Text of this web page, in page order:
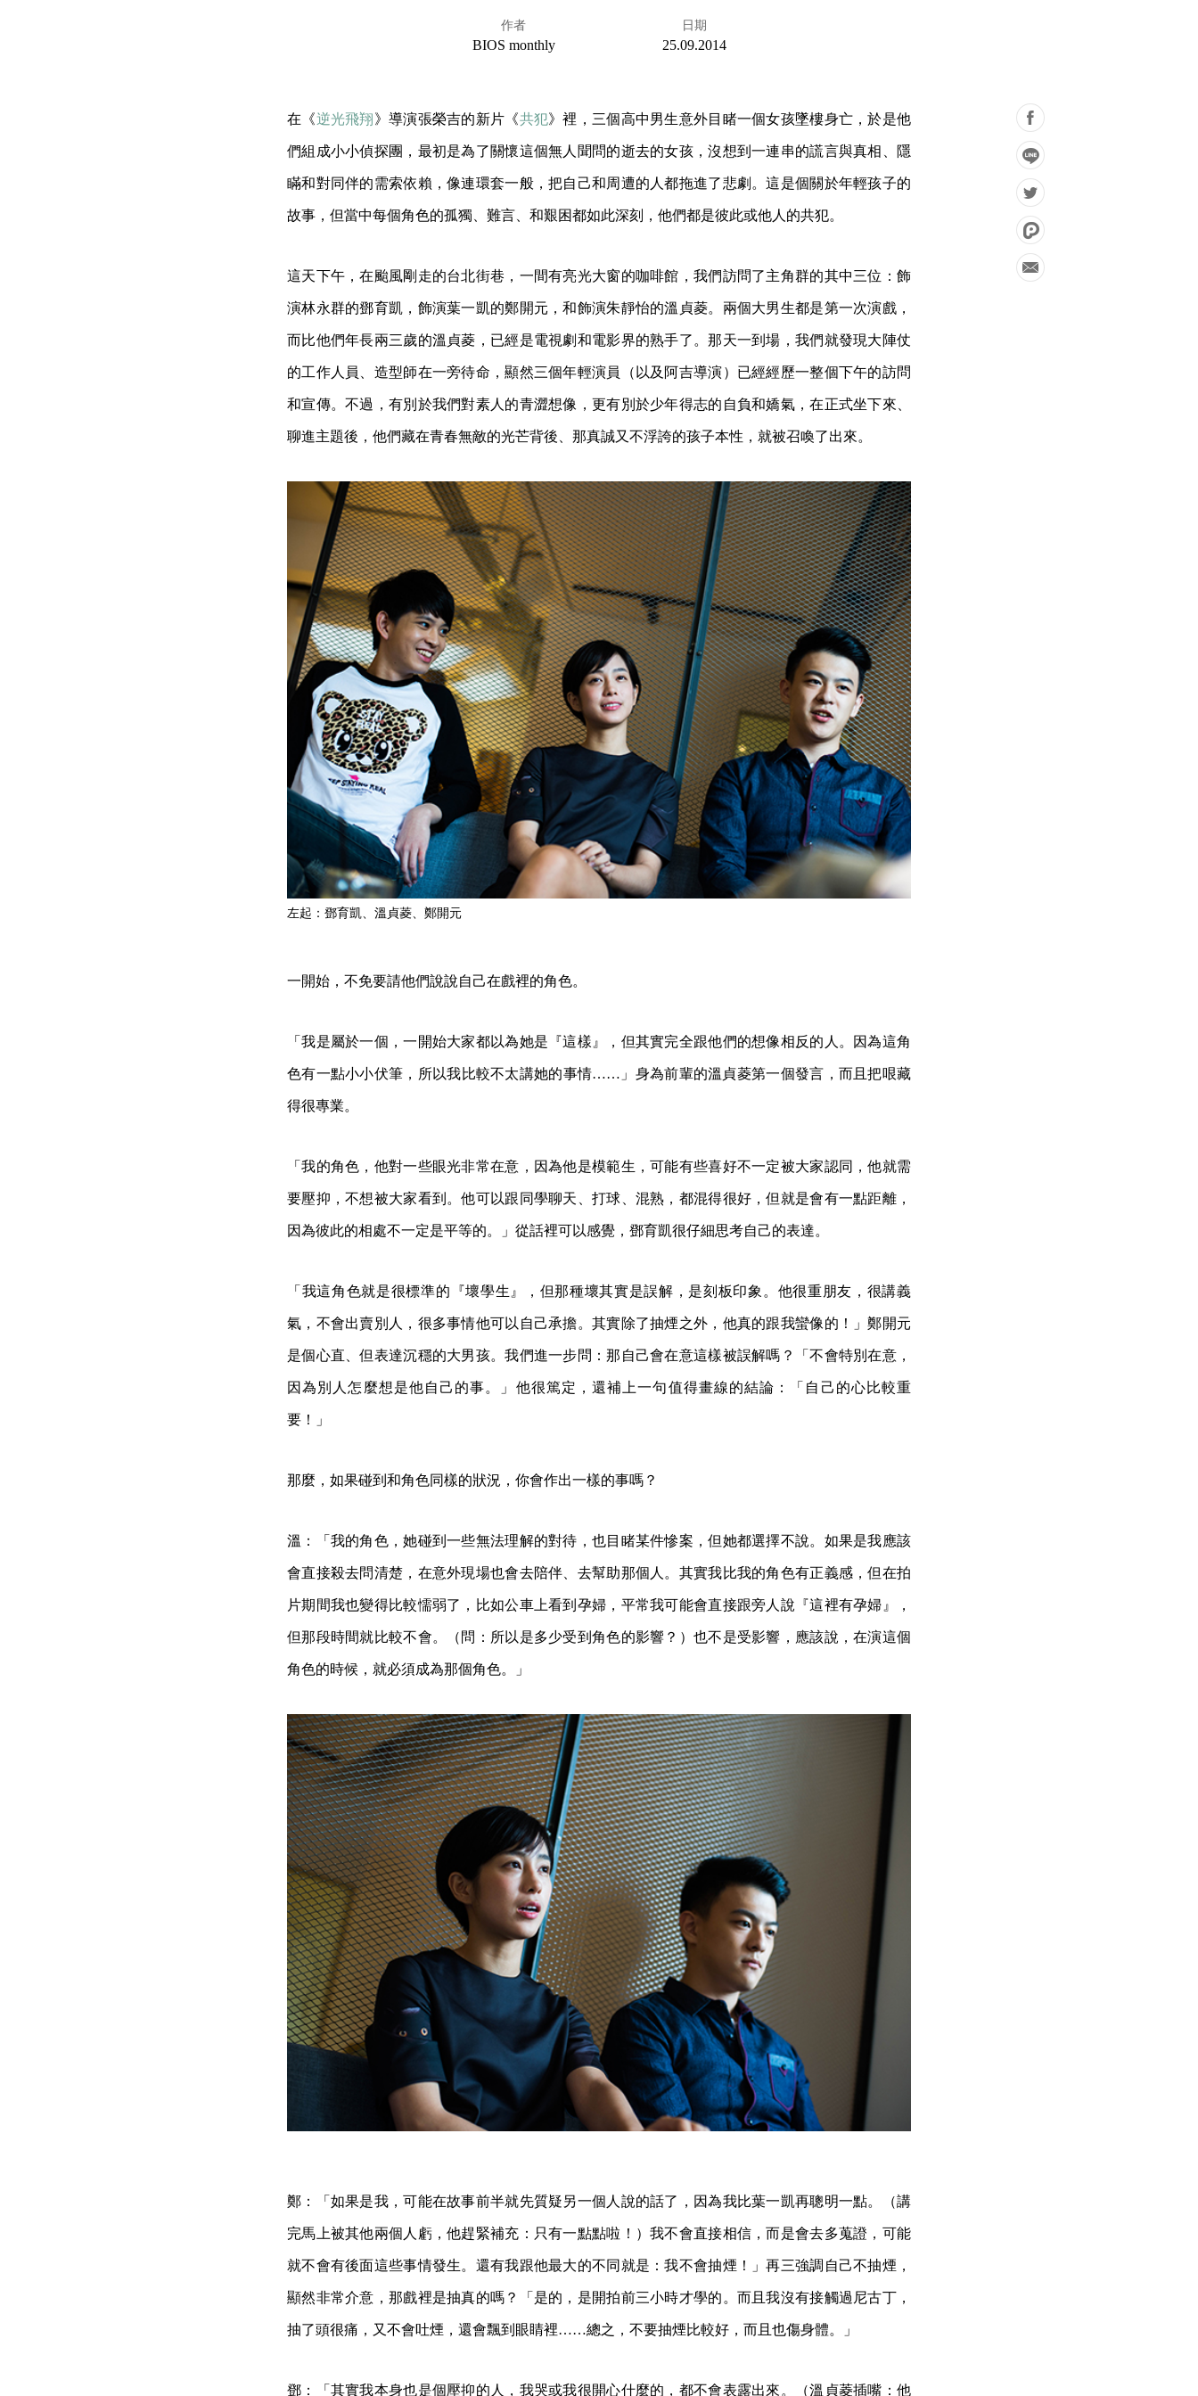
作者
BIOS monthly
日期
25.09.2014
在《逆光飛翔》導演張榮吉的新片《共犯》裡，三個高中男生意外目睹一個女孩墜樓身亡，於是他
們組成小小偵探團，最初是為了關懷這個無人聞問的逝去的女孩，沒想到一連串的謊言與真相、隱
瞞和對同伴的需索依賴，像連環套一般，把自己和周遭的人都拖進了悲劇。這是個關於年輕孩子的
故事，但當中每個角色的孤獨、難言、和艱困都如此深刻，他們都是彼此或他人的共犯。
這天下午，在颱風剛走的台北街巷，一間有亮光大窗的咖啡館，我們訪問了主角群的其中三位：飾
演林永群的鄧育凱，飾演葉一凱的鄭開元，和飾演朱靜怡的溫貞菱。兩個大男生都是第一次演戲，
而比他們年長兩三歲的溫貞菱，已經是電視劇和電影界的熟手了。那天一到場，我們就發現大陣仗
的工作人員、造型師在一旁待命，顯然三個年輕演員（以及阿吉導演）已經經歷一整個下午的訪問
和宣傳。不過，有別於我們對素人的青澀想像，更有別於少年得志的自負和嬌氣，在正式坐下來、
聊進主題後，他們藏在青春無敵的光芒背後、那真誠又不浮誇的孩子本性，就被召喚了出來。
左起：鄧育凱、溫貞菱、鄭開元
一開始，不免要請他們說說自己在戲裡的角色。
「我是屬於一個，一開始大家都以為她是『這樣』，但其實完全跟他們的想像相反的人。因為這角
色有一點小小伏筆，所以我比較不太講她的事情……」身為前輩的溫貞菱第一個發言，而且把哏藏
得很專業。
「我的角色，他對一些眼光非常在意，因為他是模範生，可能有些喜好不一定被大家認同，他就需
要壓抑，不想被大家看到。他可以跟同學聊天、打球、混熟，都混得很好，但就是會有一點距離，
因為彼此的相處不一定是平等的。」從話裡可以感覺，鄧育凱很仔細思考自己的表達。
「我這角色就是很標準的『壞學生』，但那種壞其實是誤解，是刻板印象。他很重朋友，很講義
氣，不會出賣別人，很多事情他可以自己承擔。其實除了抽煙之外，他真的跟我蠻像的！」鄭開元
是個心直、但表達沉穩的大男孩。我們進一步問：那自己會在意這樣被誤解嗎？「不會特別在意，
因為別人怎麼想是他自己的事。」他很篤定，還補上一句值得畫線的結論：「自己的心比較重
要！」
那麼，如果碰到和角色同樣的狀況，你會作出一樣的事嗎？
溫：「我的角色，她碰到一些無法理解的對待，也目睹某件慘案，但她都選擇不說。如果是我應該
會直接殺去問清楚，在意外現場也會去陪伴、去幫助那個人。其實我比我的角色有正義感，但在拍
片期間我也變得比較懦弱了，比如公車上看到孕婦，平常我可能會直接跟旁人說『這裡有孕婦』，
但那段時間就比較不會。（問：所以是多少受到角色的影響？）也不是受影響，應該說，在演這個
角色的時候，就必須成為那個角色。」
鄭：「如果是我，可能在故事前半就先質疑另一個人說的話了，因為我比葉一凱再聰明一點。（講
完馬上被其他兩個人虧，他趕緊補充：只有一點點啦！）我不會直接相信，而是會去多蒐證，可能
就不會有後面這些事情發生。還有我跟他最大的不同就是：我不會抽煙！」再三強調自己不抽煙，
顯然非常介意，那戲裡是抽真的嗎？「是的，是開拍前三小時才學的。而且我沒有接觸過尼古丁，
抽了頭很痛，又不會吐煙，還會飄到眼睛裡……總之，不要抽煙比較好，而且也傷身體。」
鄧：「其實我本身也是個壓抑的人，我哭或我很開心什麼的，都不會表露出來。（溫貞菱插嘴：他